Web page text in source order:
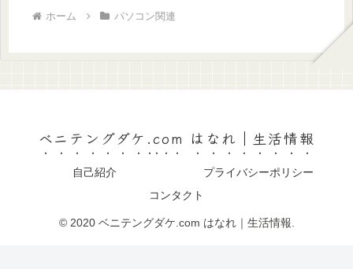
ホーム パソコン関連
ベニテングダケ.com はなれ｜生活情報
自己紹介
プライバシーポリシー
コンタクト
© 2020 ベニテングダケ.com はなれ｜生活情報.